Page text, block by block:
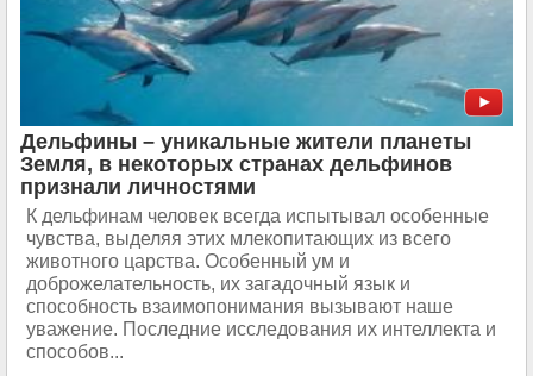
Дельфины – уникальные жители планеты
Земля, в некоторых странах дельфинов
признали личностями
К дельфинам человек всегда испытывал особенные
чувства, выделяя этих млекопитающих из всего
животного царства. Особенный ум и
доброжелательность, их загадочный язык и
способность взаимопонимания вызывают наше
уважение. Последние исследования их интеллекта и
способов...